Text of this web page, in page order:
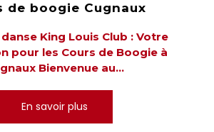
de boogie Cugnaux
King Louis Club : Votre
pour les Cours de Boogie à
Bienvenue au...
En savoir plus